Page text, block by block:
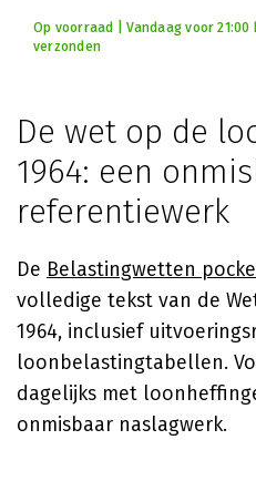
Op voorraad | Vandaag voor
verzonden
De wet op de
1964: een
referentiewerk
De Belastingwetten
volledige tekst van de
1964, inclusief
loonbelastingtabellen.
dagelijks met
onmisbaar naslagwerk.